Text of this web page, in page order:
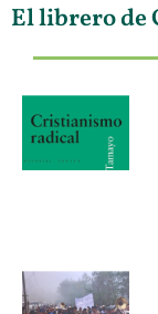
El librero de